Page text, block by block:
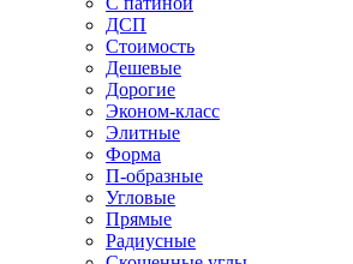
ДСП
Стоимость
Дешевые
Дорогие
Эконом-класс
Элитные
Форма
П-образные
Угловые
Прямые
Радиусные